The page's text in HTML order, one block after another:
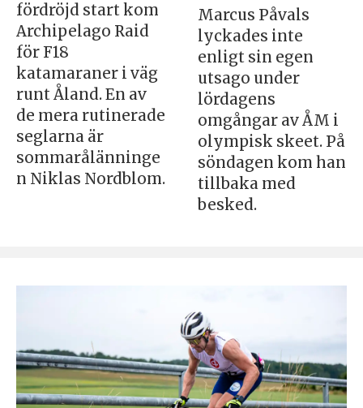
fördröjd start kom
Archipelago Raid
för F18
katamaraner i väg
runt Åland. En av
de mera rutinerade
seglarna är
sommarålänninge
n Niklas Nordblom.
Marcus Påvals
lyckades inte
enligt sin egen
utsago under
lördagens
omgångar av ÅM i
olympisk skeet. På
söndagen kom han
tillbaka med
besked.